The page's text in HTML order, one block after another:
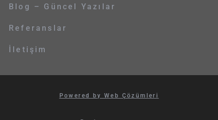
Blog – Güncel Yazılar
Referanslar
İletişim
Powered by Web Çözümleri